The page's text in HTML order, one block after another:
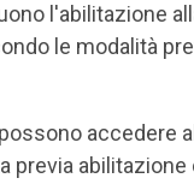
l'abilitazione
le modalità
accedere
previa abilitazione